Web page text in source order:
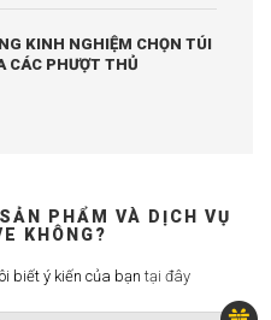
KINH NGHIỆM CHỌN TÚI
CÁC PHƯỢT THỦ
PHẨM VÀ DỊCH VỤ
KHÔNG?
biết ý kiến của bạn tại đây